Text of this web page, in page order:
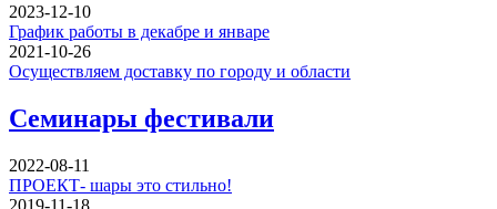
2023-12-10
График работы в декабре и январе
2021-10-26
Осуществляем доставку по городу и области
Семинары фестивали
2022-08-11
ПРОЕКТ- шары это стильно!
2019-11-18